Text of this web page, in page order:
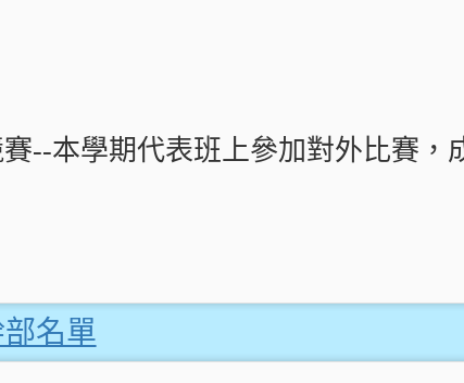
--本學期代表班上參加對外比賽，
名單